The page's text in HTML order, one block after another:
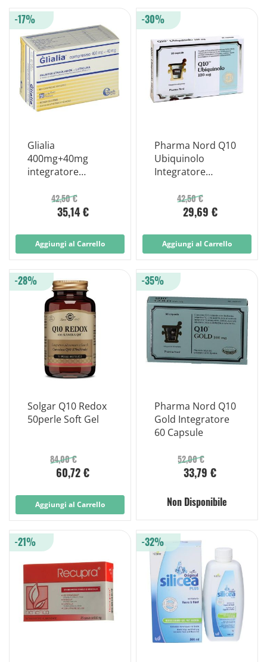
Glialia
400mg+40mg
integratore
Neurologici 60
Compresse
42,50 €
35,14 €
-17%
Aggiungi al Carrello
Pharma Nord Q10
Ubiquinolo
Integratore
Capsule42,50 €
29,69 €
-30%
Aggiungi al Carrello
Solgar Q10 Redox
50perle Soft Gel
84,00 €
60,72 €
-28%
Aggiungi al Carrello
Pharma Nord Q10
Gold Integratore
60 Capsule
52,00 €
33,79 €
-35%
Non Disponibile
-21% -32%